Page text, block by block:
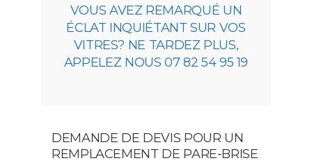
VOUS AVEZ REMARQUÉ UN
ÉCLAT INQUIÉTANT SUR VOS
VITRES? NE TARDEZ PLUS,
APPELEZ NOUS 07 82 54 95 19
DEMANDE DE DEVIS POUR UN
REMPLACEMENT DE PARE-BRISE